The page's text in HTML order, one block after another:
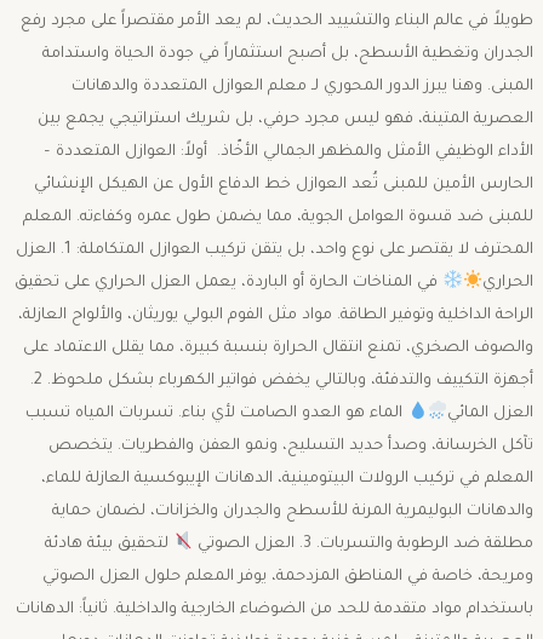
طويلاً ​في عالم البناء والتشييد الحديث، لم يعد الأمر مقتصراً على مجرد رفع
الجدران وتغطية الأسطح، بل أصبح استثماراً في جودة الحياة واستدامة
المبنى. وهنا يبرز الدور المحوري لـ معلم العوازل المتعددة والدهانات
العصرية المتينة، فهو ليس مجرد حرفي، بل شريك استراتيجي يجمع بين
الأداء الوظيفي الأمثل والمظهر الجمالي الأخّاذ. ​ أولاً: العوازل المتعددة –
الحارس الأمين للمبنى ​تُعد العوازل خط الدفاع الأول عن الهيكل الإنشائي
للمبنى ضد قسوة العوامل الجوية، مما يضمن طول عمره وكفاءته. المعلم
المحترف لا يقتصر على نوع واحد، بل يتقن تركيب العوازل المتكاملة: ​1. العزل
الحراري
​في المناخات الحارة أو الباردة، يعمل العزل الحراري على تحقيق
الراحة الداخلية وتوفير الطاقة. مواد مثل الفوم البولي يوريثان، والألواح العازلة،
والصوف الصخري، تمنع انتقال الحرارة بنسبة كبيرة، مما يقلل الاعتماد على
أجهزة التكييف والتدفئة، وبالتالي يخفض فواتير الكهرباء بشكل ملحوظ. ​2.
العزل المائي
​الماء هو العدو الصامت لأي بناء. تسربات المياه تسبب
تآكل الخرسانة، وصدأ حديد التسليح، ونمو العفن والفطريات. يتخصص
المعلم في تركيب الرولات البيتومينية، الدهانات الإيبوكسية العازلة للماء،
والدهانات البوليمرية المرنة للأسطح والجدران والخزانات، لضمان حماية
مطلقة ضد الرطوبة والتسربات. ​3. العزل الصوتي
​لتحقيق بيئة هادئة
ومريحة، خاصة في المناطق المزدحمة، يوفر المعلم حلول العزل الصوتي
باستخدام مواد متقدمة للحد من الضوضاء الخارجية والداخلية. ​ثانياً: الدهانات